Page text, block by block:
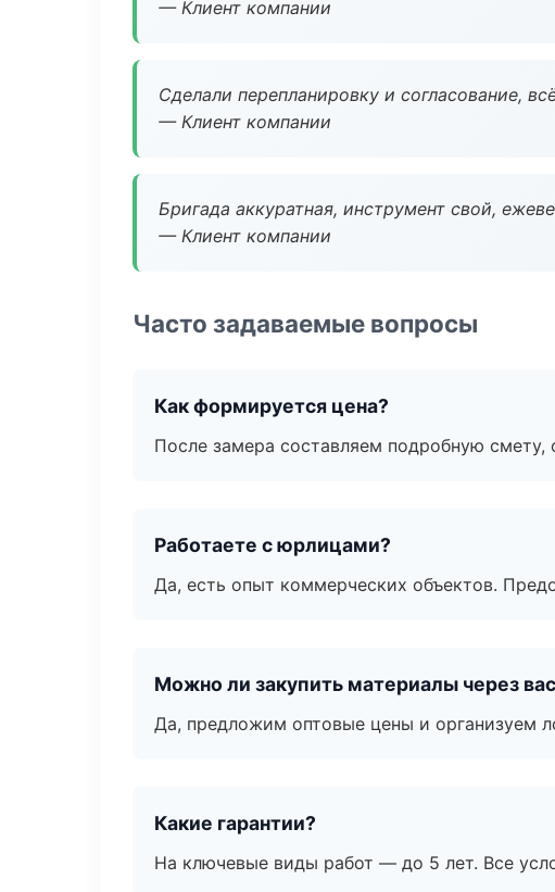
— Клиент компании
Сделали перепланировку и согласование,
— Клиент компании
Бригада аккуратная, инструмент свой,
— Клиент компании
Часто задаваемые вопросы
Как формируется цена?
После замера составляем подробную
Работаете с юрлицами?
Да, есть опыт коммерческих объектов.
Можно ли закупить материалы через
Да, предложим оптовые цены и организуем
Какие гарантии?
На ключевые виды работ — до 5 лет. Все